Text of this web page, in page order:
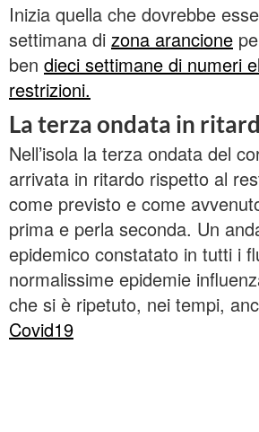
Inizia quella che dovrebbe
settimana di zona arancione
ben dieci settimane di numeri
restrizioni.
La terza ondata in
Nell’isola la terza ondata del
arrivata in ritardo rispetto al
come previsto e come
prima e perla seconda. Un
epidemico constatato in tutti i
normalissime epidemie
che si è ripetuto, nei tempi,
Covid19